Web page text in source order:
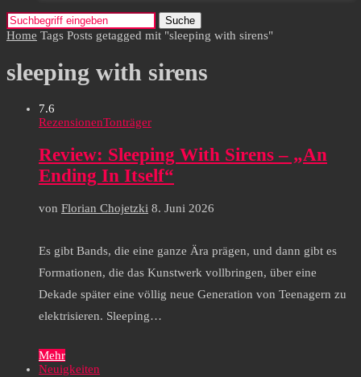
Suche
Home Tags Posts getagged mit "sleeping with sirens"
sleeping with sirens
7.6
RezensionenTonträger
Review: Sleeping With Sirens – „An
Ending In Itself“
von Florian Chojetzki 8. Juni 2026
Es gibt Bands, die eine ganze Ära prägen, und dann gibt es
Formationen, die das Kunstwerk vollbringen, über eine
Dekade später eine völlig neue Generation von Teenagern zu
elektrisieren. Sleeping…
Mehr
Neuigkeiten